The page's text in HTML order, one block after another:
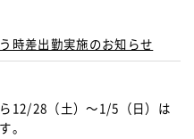
時差出勤実施のお知らせ
12/28（土）～1/5（日）は
。